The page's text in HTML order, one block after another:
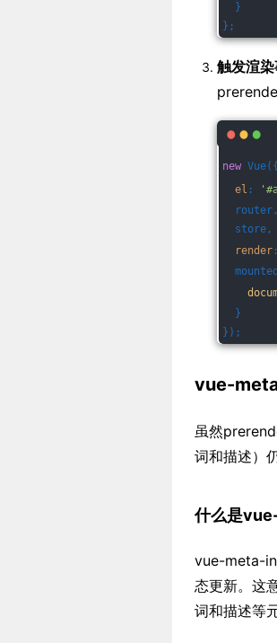
}
};
触发渲
new Vue({
el :
router,
store,
render
}
});
vue-
虽然
词和描述）
什么是
vue-meta-
态更新。这
词和描述等